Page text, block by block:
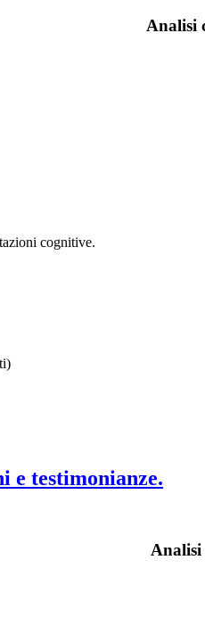
Analisi
cognitive.
e testimonianze.
Analisi